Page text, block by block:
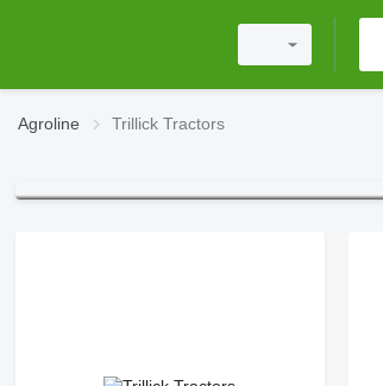
Agroline Trillick Tractors